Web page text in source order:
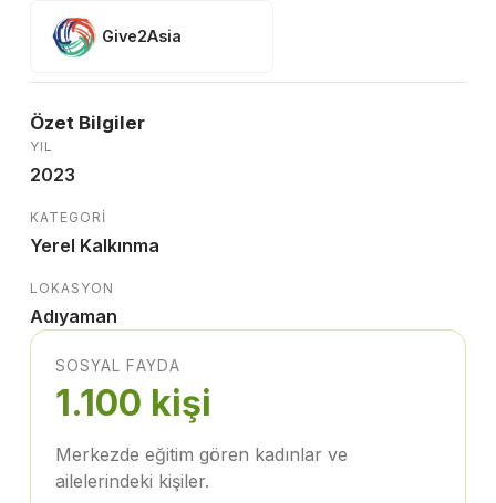
Give2Asia
Özet Bilgiler
YIL
2023
KATEGORI
Yerel Kalkınma
LOKASYON
Adıyaman
SOSYAL FAYDA
1.100 kişi
Merkezde eğitim gören kadınlar ve
ailelerindeki kişiler.